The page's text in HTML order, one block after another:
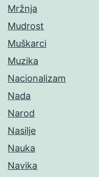
Mržnja
Mudrost
Muškarci
Muzika
Nacionalizam
Nada
Narod
Nasilje
Nauka
Navika